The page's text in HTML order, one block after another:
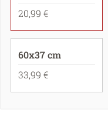
20,99 €
60x37 cm
33,99 €